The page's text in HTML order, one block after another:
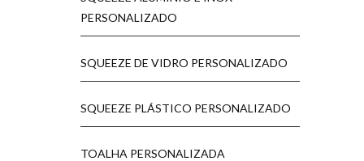
PERSONALIZADO
SQUEEZE DE VIDRO PERSONALIZADO
SQUEEZE PLÁSTICO PERSONALIZADO
TOALHA PERSONALIZADA